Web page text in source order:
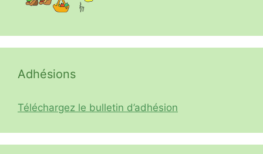
Adhésions
Téléchargez le bulletin d’adhésion